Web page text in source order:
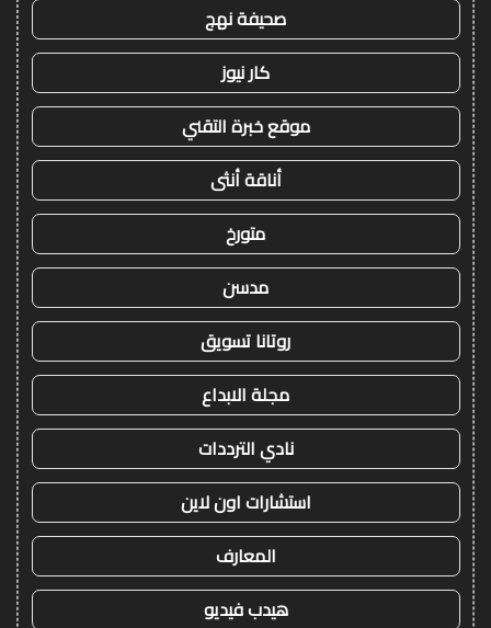
صحيفة نهج
كار نيوز
موقع خبرة التقني
أناقة أنثى
متورخ
مدسن
روتانا تسويق
مجلة الابداع
نادي الترددات
استشارات اون لاين
المعارف
هيدب فيديو